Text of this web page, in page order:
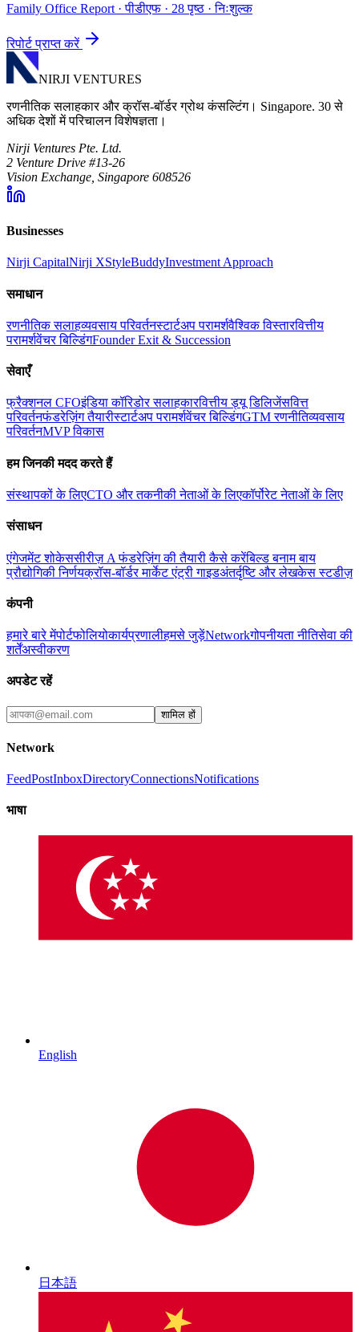
Family Office Report · पीडीएफ · 28 पृष्ठ · निःशुल्क
रिपोर्ट प्राप्त करें
NIRJI VENTURES
रणनीतिक सलाहकार और क्रॉस-बॉर्डर ग्रोथ कंसल्टिंग। Singapore. 30 से
अधिक देशों में परिचालन विशेषज्ञता।
Nirji Ventures Pte. Ltd.
2 Venture Drive #13-26
Vision Exchange, Singapore 608526
Businesses
Nirji CapitalNirji XStyleBuddyInvestment Approach
समाधान
रणनीतिक सलाहव्यवसाय परिवर्तनस्टार्टअप परामर्शवैश्विक विस्तारवित्तीय
परामर्शवेंचर बिल्डिंगFounder Exit & Succession
सेवाएँ
फ्रैक्शनल CFOइंडिया कॉरिडोर सलाहकारवित्तीय ड्यू डिलिजेंसवित्त
परिवर्तनफंडरेज़िंग तैयारीस्टार्टअप परामर्शवेंचर बिल्डिंगGTM रणनीतिव्यवसाय
परिवर्तनMVP विकास
हम जिनकी मदद करते हैं
संस्थापकों के लिएCTO और तकनीकी नेताओं के लिएकॉर्पोरेट नेताओं के लिए
संसाधन
एंगेजमेंट शोकेससीरीज़ A फंडरेज़िंग की तैयारी कैसे करेंबिल्ड बनाम बाय
प्रौद्योगिकी निर्णयक्रॉस-बॉर्डर मार्केट एंट्री गाइडअंतर्दृष्टि और लेखकेस स्टडीज़
कंपनी
हमारे बारे मेंपोर्टफोलियोकार्यप्रणालीहमसे जुड़ेंNetworkगोपनीयता नीतिसेवा की
शर्तेंअस्वीकरण
अपडेट रहें
शामिल हों
Network
FeedPostInboxDirectoryConnectionsNotifications
भाषा
English
日本語